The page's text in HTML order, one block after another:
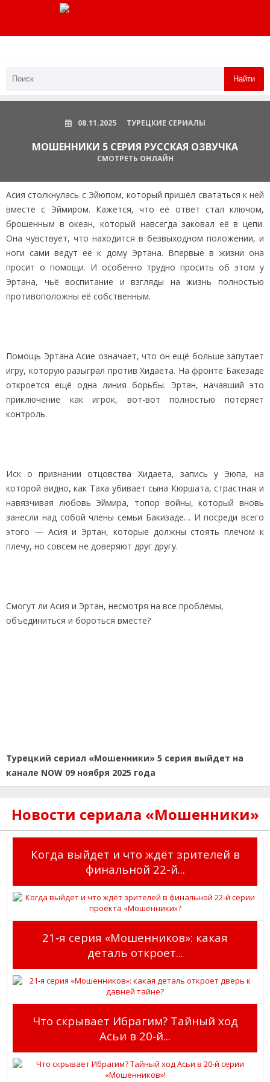
Найти
08.11.2025 ТУРЕЦКИЕ СЕРИАЛЫ
МОШЕННИКИ 5 СЕРИЯ РУССКАЯ ОЗВУЧКА
СМОТРЕТЬ ОНЛАЙН
Асия столкнулась с Эйюпом, который пришёл свататься к ней
вместе с Эймиром. Кажется, что её ответ стал ключом,
брошенным в океан, который навсегда заковал её в цепи.
Она чувствует, что находится в безвыходном положении, и
ноги сами ведут её к дому Эртана. Впервые в жизни она
просит о помощи. И особенно трудно просить об этом у
Эртана, чьё воспитание и взгляды на жизнь полностью
противоположны её собственным.
Помощь Эртана Асие означает, что он ещё больше запутает
игру, которую разыграл против Хидаета. На фронте Бакезаде
откроется ещё одна линия борьбы. Эртан, начавший это
приключение как игрок, вот-вот полностью потеряет
контроль.
Иск о признании отцовства Хидаета, запись у Эюпа, на
которой видно, как Таха убивает сына Кюршата, страстная и
навязчивая любовь Эймира, топор войны, который вновь
занесли над собой члены семьи Бакизаде… И посреди всего
этого — Асия и Эртан, которые должны стоять плечом к
плечу, но совсем не доверяют друг другу.
Смогут ли Асия и Эртан, несмотря на все проблемы,
объединиться и бороться вместе?
Турецкий сериал «Мошенники» 5 серия выйдет на
канале NOW 09 ноября 2025 года
Новости сериала «Мошенники»
Когда выйдет и что ждёт зрителей в
финальной 22-й...
21‑я серия «Мошенников»: какая
деталь откроет...
Что скрывает Ибрагим? Тайный ход
Асьи в 20‑й...